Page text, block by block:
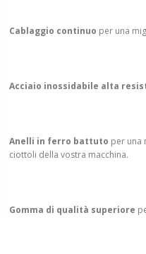
Cablaggio continuo per una
Acciaio inossidabile alta
Anelli in ferro battuto per una
ciottoli della vostra macchina.
Gomma di qualità superiore p